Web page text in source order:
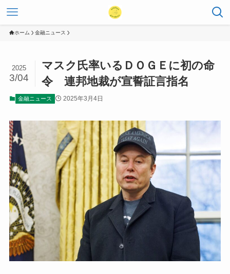
ホーム 金融ニュース
マスク氏率いるＤＯＧＥに初の命
令 連邦地裁が宣誓証言指名
2025
3/04
金融ニュース 2025年3月4日